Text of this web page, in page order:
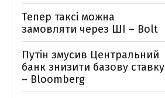
Тепер таксі можна
замовляти через ШІ – Bolt
Путін змусив Центральний
банк знизити базову ставку
– Bloomberg